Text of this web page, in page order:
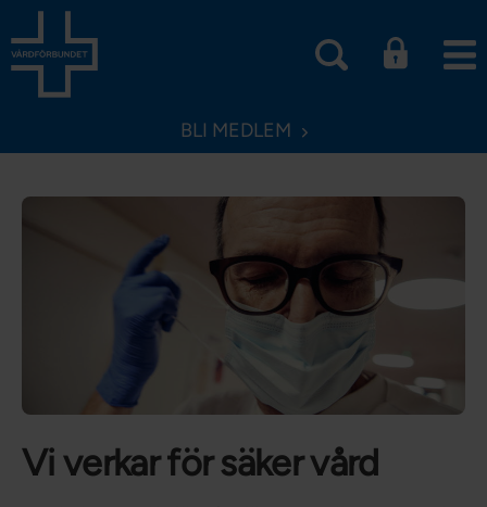
BLI MEDLEM
Vi verkar för säker vård